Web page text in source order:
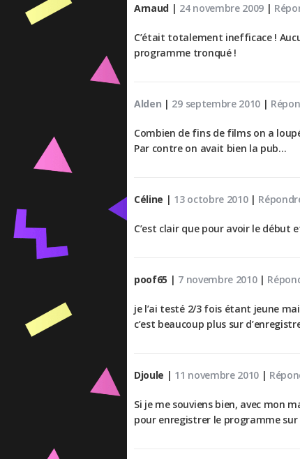
Arnaud | 24 novembre 2009 |
C’était totalement inefficace !
programme tronqué !
Alden | 29 septembre 2010 |
Combien de fins de films on a
Par contre on avait bien la pub…
Céline | 13 octobre 2010|
C’est clair que pour avoir le début
poof65 | 7 novembre 2010|
je l’ai testé 2/3 fois étant jeune
c’est beaucoup plus sur
Djoule | 11 novembre 2010 |
Si je me souviens bien, avec mon
pour enregistrer le programme